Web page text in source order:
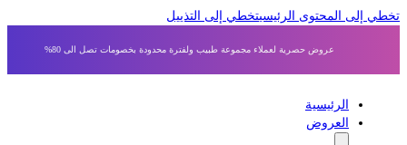
المحتوى الرئيسيتخطي إلى التذييل
عروض حصرية لعملاء مجموعة طبيب ولفترة محدودة بخصومات تصل الى 80%
الرئيسية
العروض